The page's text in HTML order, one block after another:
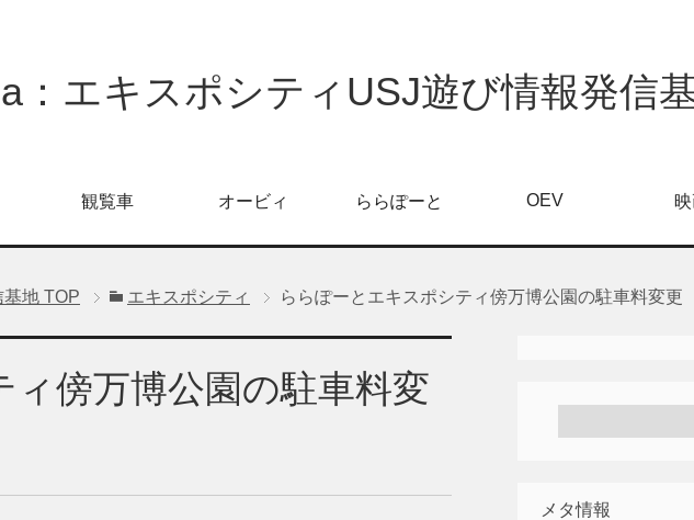
：エキスポシティUSJ遊び情報発信
観覧車 オービィ ららぽーと OEV
基地 TOP エキスポシティ ららぽーとエキスポシティ傍万博公園の駐車料変更
傍万博公園の駐車料変
メタ情報